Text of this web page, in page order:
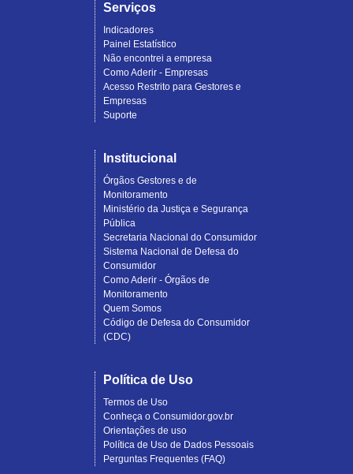
Serviços
Indicadores
Painel Estatístico
Não encontrei a empresa
Como Aderir - Empresas
Acesso Restrito para Gestores e
Empresas
Suporte
Institucional
Órgãos Gestores e de
Monitoramento
Ministério da Justiça e Segurança
Pública
Secretaria Nacional do Consumidor
Sistema Nacional de Defesa do
Consumidor
Como Aderir - Órgãos de
Monitoramento
Quem Somos
Código de Defesa do Consumidor
(CDC)
Política de Uso
Termos de Uso
Conheça o Consumidor.gov.br
Orientações de uso
Política de Uso de Dados Pessoais
Perguntas Frequentes (FAQ)